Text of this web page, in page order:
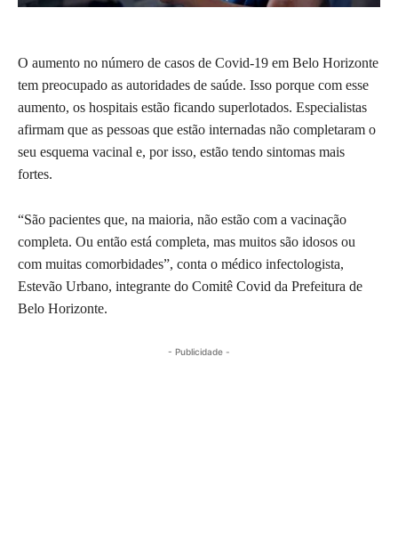
O aumento no número de casos de Covid-19 em Belo Horizonte
tem preocupado as autoridades de saúde. Isso porque com esse
aumento, os hospitais estão ficando superlotados. Especialistas
afirmam que as pessoas que estão internadas não completaram o
seu esquema vacinal e, por isso, estão tendo sintomas mais
fortes.
“São pacientes que, na maioria, não estão com a vacinação
completa. Ou então está completa, mas muitos são idosos ou
com muitas comorbidades”, conta o médico infectologista,
Estevão Urbano, integrante do Comitê Covid da Prefeitura de
Belo Horizonte.
- Publicidade -